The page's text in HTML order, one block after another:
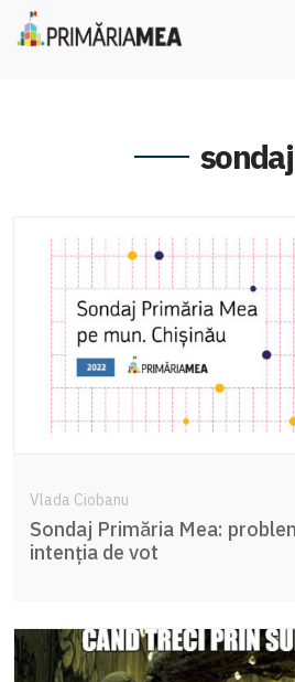
sondaj
Vlada Ciobanu
Sondaj Primăria Mea:
intenția de vot